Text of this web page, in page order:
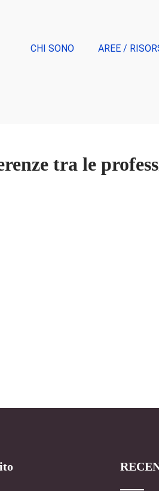
CHI SONO AREE /
tra le